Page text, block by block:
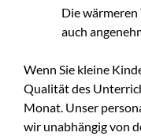
Die wärmeren
auch
Wenn Sie kleine
Qualität des
Monat. Unser
wir unabhängig von